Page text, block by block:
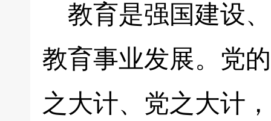
教育是强国建设
教育事业发展。党
之大计、党之大计